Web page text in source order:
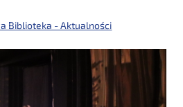
Biblioteka - Aktualności